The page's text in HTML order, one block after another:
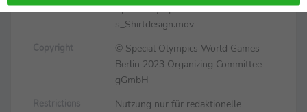
Dateiname
SpecialOlympics_20220616_Schnibi
s_Shirtdesign.mov
Copyright
© Special Olympics World Games
Berlin 2023 Organizing Committee
gGmbH
Restrictions
Nutzung nur für redaktionelle